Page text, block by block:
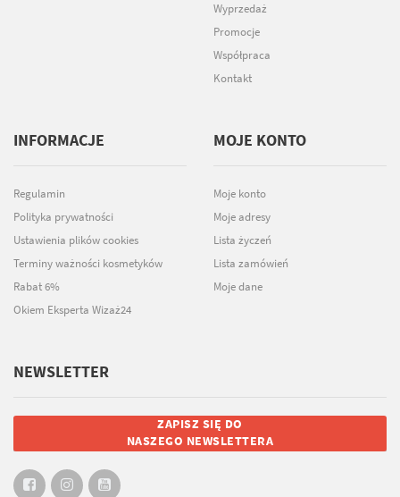
Wyprzedaż
Promocje
Współpraca
Kontakt
INFORMACJE
Regulamin
Polityka prywatności
Ustawienia plików cookies
Terminy ważności kosmetyków
Rabat 6%
Okiem Eksperta Wizaż24
MOJE KONTO
Moje konto
Moje adresy
Lista życzeń
Lista zamówień
Moje dane
NEWSLETTER
ZAPISZ SIĘ DO
NASZEGO NEWSLETTERA